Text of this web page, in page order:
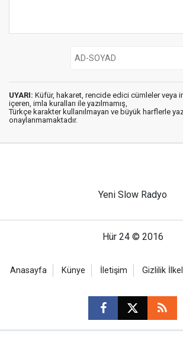
UYARI: Küfür, hakaret, rencide edici cümleler veya
içeren, imla kuralları ile yazılmamış,
Türkçe karakter kullanılmayan ve büyük harflerle
onaylanmamaktadır.
Yeni Slow Radyo
Hür 24 © 2016
Anasayfa Künye İletişim Gizlilik